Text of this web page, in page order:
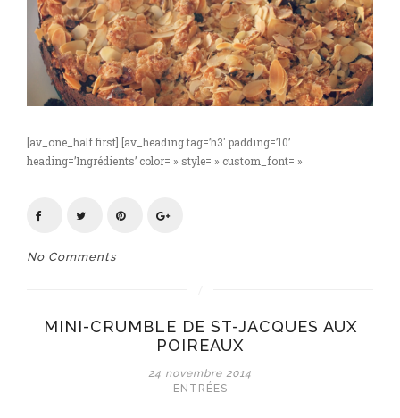
[av_one_half first] [av_heading tag=’h3′ padding=’10’
heading=’Ingrédients’ color= » style= » custom_font= »
No Comments
MINI-CRUMBLE DE ST-JACQUES AUX
POIREAUX
24 novembre 2014
ENTRÉES